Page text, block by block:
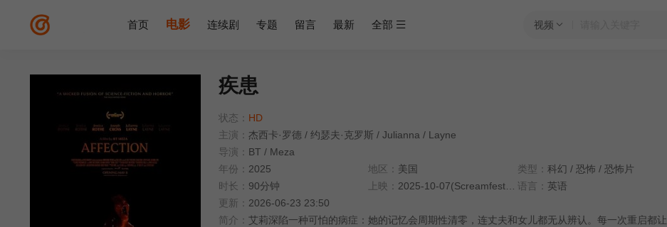
视频
首页 电影 连续剧 专题 留言 最新 全部
疾患
状态： HD
主演： 杰西卡·罗德 / 约瑟夫·克罗斯 / Julianna / Layne
导演： BT / Meza
年份： 2025 地区： 美国 类型： 科幻 / 恐怖 / 恐怖片
时长： 90分钟 上映： 2025-10-07(Screamfest恐怖电影节) 语言： 英语
更新： 2026-06-23 23:50
简介： 艾莉深陷一种可怕的病症：她的记忆会周期性清零，连丈夫和女儿都无从辨认。每一次重启都让